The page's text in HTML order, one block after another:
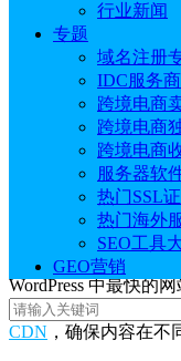
行业新闻
专题
域名注册
IDC服务
跨境电商
跨境电商
跨境电商
服务器软
热门SSL
热门海外
SEO工具
GEO营销
推荐阅读：《
评测
》
BlueHost高速度
证，以及用于增强数
进一步优化了
使在高峰流量期间，
加载，保持稳定的性
由BlueHost官方
间在450ms – 600ms
不耗尽预算的情况下
WordPress 中最快的
存，通过存储静态资
CDN ，确保内容在不